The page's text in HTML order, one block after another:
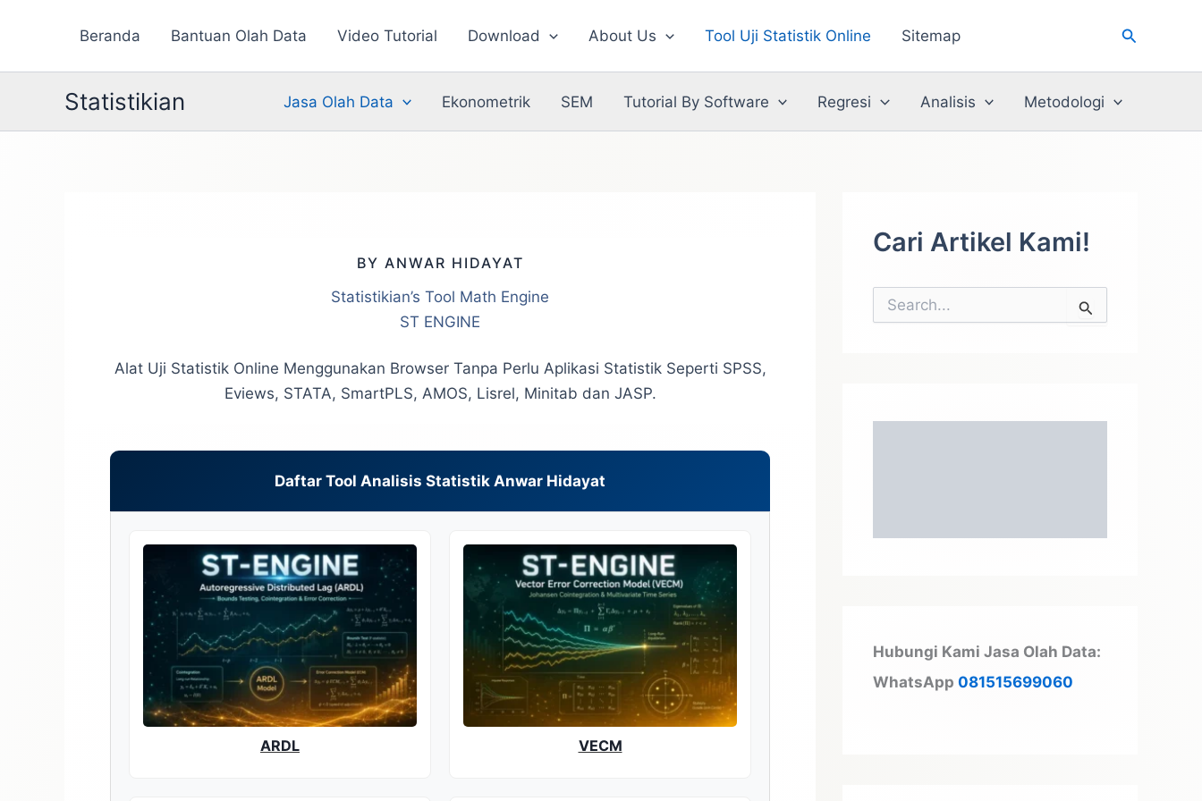
Beranda Bantuan Olah Data Video Tutorial Download About Us Tool Uji Statistik Online Sitemap Cari
Statistikian Jasa Olah Data Ekonometrik SEM Tutorial By Software Regresi Analisis Metodologi
BY ANWAR HIDAYAT
Statistikian’s Tool Math Engine
ST ENGINE
Alat Uji Statistik Online Menggunakan Browser Tanpa Perlu Aplikasi Statistik Seperti SPSS,
Eviews, STATA, SmartPLS, AMOS, Lisrel, Minitab dan JASP.
Daftar Tool Analisis Statistik Anwar Hidayat
ARDL VECM
Cari Artikel Kami!
u
Hubungi Kami Jasa Olah Data:
WhatsApp 081515699060